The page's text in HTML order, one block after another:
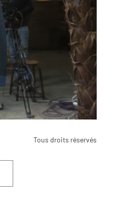
Tous droits réservés